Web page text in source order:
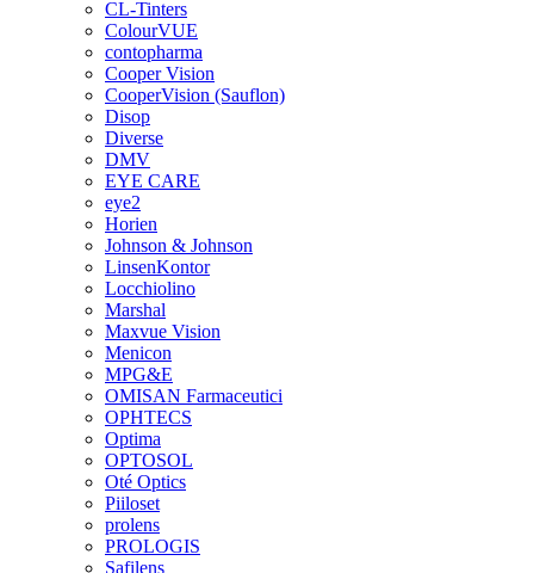
CL-Tinters
ColourVUE
contopharma
Cooper Vision
CooperVision (Sauflon)
Disop
Diverse
DMV
EYE CARE
eye2
Horien
Johnson & Johnson
LinsenKontor
Locchiolino
Marshal
Maxvue Vision
Menicon
MPG&E
OMISAN Farmaceutici
OPHTECS
Optima
OPTOSOL
Oté Optics
Piiloset
prolens
PROLOGIS
Safilens